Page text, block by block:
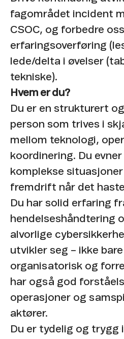
fagområdet incident
CSOC, og forbedre
erfaringsoverføring
lede/delta i øvelser
tekniske).
Hvem er du?
Du er en strukturert
person som trives i
mellom teknologi,
koordinering. Du
komplekse
fremdrift når det
Du har solid erfaring
hendelseshåndtering
alvorlige
utvikler seg – ikke
organisatorisk og
har også god
operasjoner og
aktører.
Du er tydelig og trygg